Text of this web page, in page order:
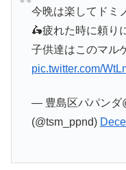
今晩は楽してドミ
🛵疲れた時に頼り
子供達はこのマル
pic.twitter.com/
— 豊島区パパンダ
(@tsm_ppnd)